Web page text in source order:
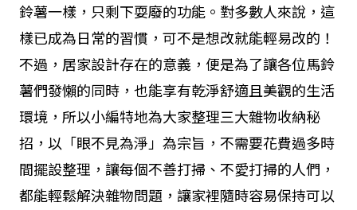
鈴薯一樣，只剩下耍廢的功能。對多數人來說，這
樣已成為日常的習慣，可不是想改就能輕易改的！
不過，居家設計存在的意義，便是為了讓各位馬鈴
薯們發懶的同時，也能享有乾淨舒適且美觀的生活
環境，所以小編特地為大家整理三大雜物收納秘
招，以「眼不見為淨」為宗旨，不需要花費過多時
間擺設整理，讓每個不善打掃、不愛打掃的人們，
都能輕鬆解決雜物問題，讓家裡隨時容易保持可以